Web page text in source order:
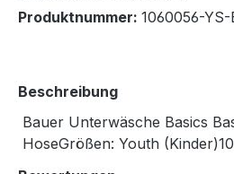
Produktnummer: 1060056-YS-
Beschreibung
Bauer Unterwäsche Basics
HoseGrößen: Youth